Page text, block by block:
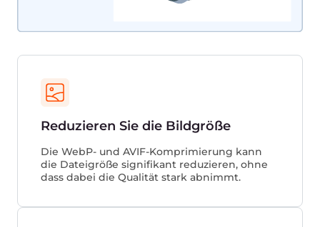
Sofortige Wiedergabefür
Ihr Produktvideo
Produktvideos werden zu einem Super-Tool für
die E-Commerce-Branche. Montageanleitungen,
Produktbeschreibungen, Bewertungen und
Markenvideos tragen alle zu einer besseren
Konversionsrate, besseren Benutzerbindung,
verbesserter Website-Performance und
CDN ist eine gut geeignete und optimierte